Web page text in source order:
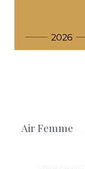
Air Femme